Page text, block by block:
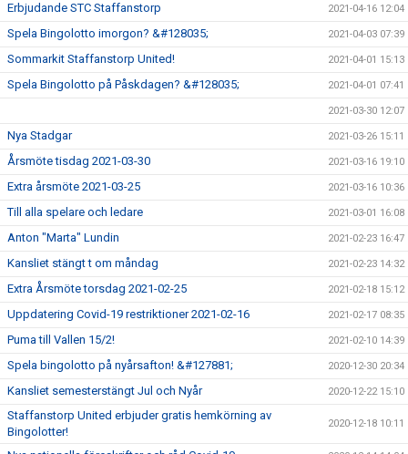
Erbjudande STC Staffanstorp 2021-04-16 12:04
Spela Bingolotto imorgon? &#128035; 2021-04-03 07:39
Sommarkit Staffanstorp United! 2021-04-01 15:13
Spela Bingolotto på Påskdagen? &#128035; 2021-04-01 07:41
2021-03-30 12:07
Nya Stadgar 2021-03-26 15:11
Årsmöte tisdag 2021-03-30 2021-03-16 19:10
Extra årsmöte 2021-03-25 2021-03-16 10:36
Till alla spelare och ledare 2021-03-01 16:08
Anton "Marta" Lundin 2021-02-23 16:47
Kansliet stängt t om måndag 2021-02-23 14:32
Extra Årsmöte torsdag 2021-02-25 2021-02-18 15:12
Uppdatering Covid-19 restriktioner 2021-02-16 2021-02-17 08:35
Puma till Vallen 15/2! 2021-02-10 14:39
Spela bingolotto på nyårsafton! &#127881; 2020-12-30 20:34
Kansliet semesterstängt Jul och Nyår 2020-12-22 15:10
Staffanstorp United erbjuder gratis hemkörning av
Bingolotter!
2020-12-18 10:11